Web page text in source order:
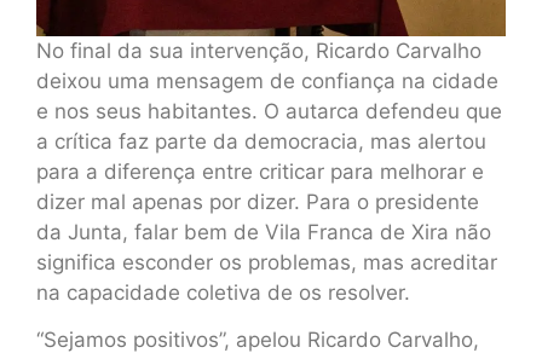
No final da sua intervenção, Ricardo Carvalho
deixou uma mensagem de confiança na cidade
e nos seus habitantes. O autarca defendeu que
a crítica faz parte da democracia, mas alertou
para a diferença entre criticar para melhorar e
dizer mal apenas por dizer. Para o presidente
da Junta, falar bem de Vila Franca de Xira não
significa esconder os problemas, mas acreditar
na capacidade coletiva de os resolver.
“Sejamos positivos”, apelou Ricardo Carvalho,